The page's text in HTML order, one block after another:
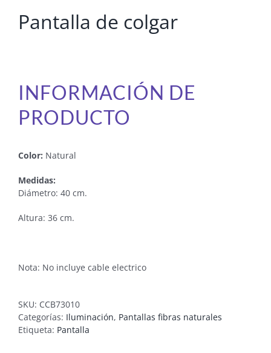
Pantalla de colgar
INFORMACIÓN DE
PRODUCTO
Color: Natural
Medidas:
Diámetro: 40 cm.
Altura: 36 cm.
Nota: No incluye cable electrico
SKU: CCB73010
Categorías: Iluminación, Pantallas fibras naturales
Etiqueta: Pantalla